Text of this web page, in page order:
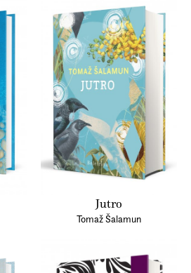
Jutro
Tomaž Šalamun